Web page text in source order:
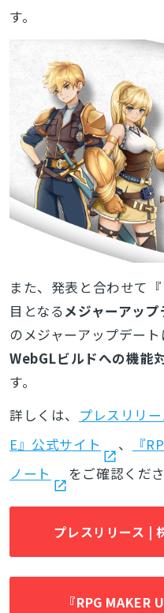
す。
また、発表と合わせて
目となるメジャーアップ
のメジャーアップデート
WebGLビルドへの機能
す。
詳しくは、 プレスリリー
E』公式サイト
、
『
ノート
をご確認くださ
プレスリリース |
『RPG MAKER